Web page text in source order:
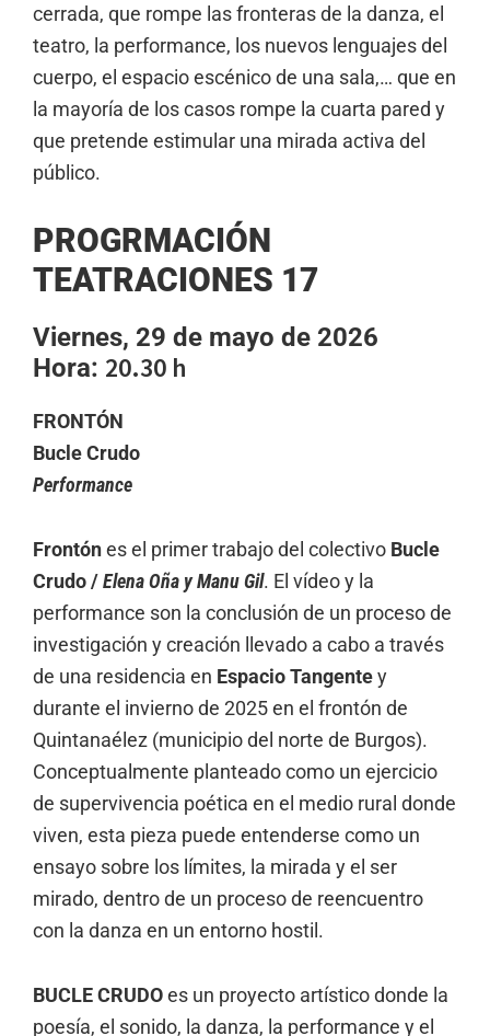
cerrada, que rompe las fronteras de la danza, el
teatro, la performance, los nuevos lenguajes del
cuerpo, el espacio escénico de una sala,… que en
la mayoría de los casos rompe la cuarta pared y
que pretende estimular una mirada activa del
público.
PROGRMACIÓN
TEATRACIONES 17
Viernes, 29 de mayo de 2026
Hora: 20.30 h
FRONTÓN
Bucle Crudo
Performance
Frontónes el primer trabajo del colectivo Bucle
Crudo /Elena Oña y Manu Gil. El vídeo y la
performance son la conclusión de un proceso de
investigación y creación llevado a cabo a través
de una residencia en Espacio Tangentey
durante el invierno de 2025 en el frontón de
Quintanaélez (municipio del norte de Burgos).
Conceptualmente planteado como un ejercicio
de supervivencia poética en el medio rural donde
viven, esta pieza puede entenderse como un
ensayo sobre los límites, la mirada y el ser
mirado, dentro de un proceso de reencuentro
con la danza en un entorno hostil.
BUCLE CRUDOes un proyecto artístico donde la
poesía, el sonido, la danza, la performance y el